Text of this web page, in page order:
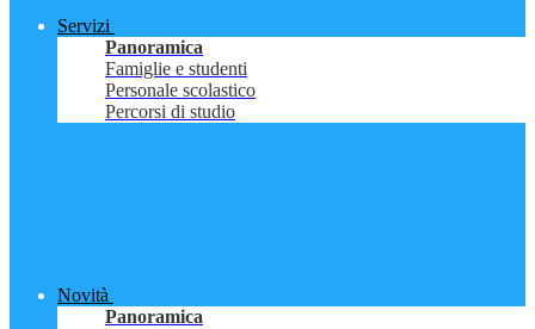
Servizi
Panoramica
Famiglie e studenti
Personale scolastico
Percorsi di studio
Novità
Panoramica